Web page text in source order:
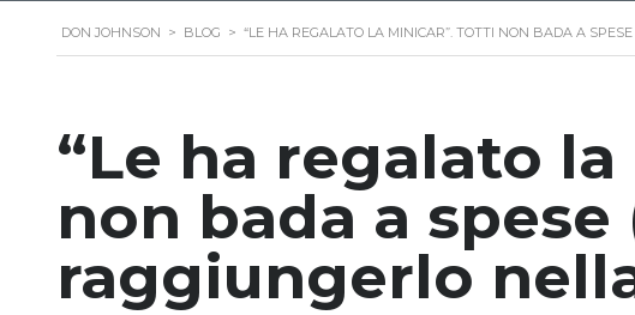
DON JOHNSON > BLOG > “LE HA REGALATO LA MINICAR”. TOTTI NON BADA A
“Le ha regalato
non bada a
raggiungerlo